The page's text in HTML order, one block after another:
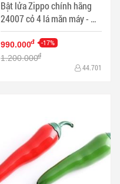
Bật lửa Zippo chính hãng
24007 cỏ 4 lá măn máy - Mã
SP: ZPC0099
990.000đ -17%
1.200.000đ
44.701